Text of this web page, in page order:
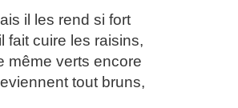
il les rend si fort
fait cuire les raisins,
même verts encore
tout bruns,